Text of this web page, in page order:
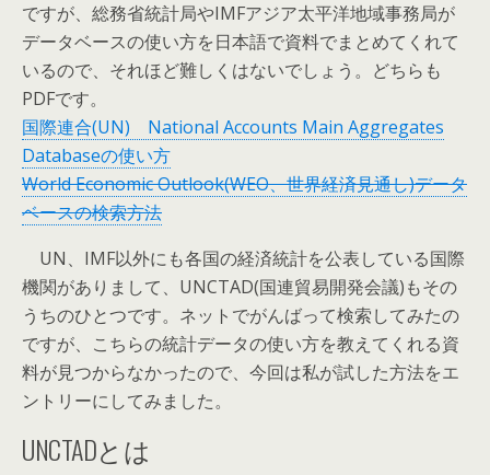
ですが、総務省統計局やIMFアジア太平洋地域事務局が
データベースの使い方を日本語で資料でまとめてくれて
いるので、それほど難しくはないでしょう。どちらも
PDFです。
国際連合(UN) National Accounts Main Aggregates
Databaseの使い方
World Economic Outlook(WEO、世界経済見通し)データ
ベースの検索方法
UN、IMF以外にも各国の経済統計を公表している国際
機関がありまして、UNCTAD(国連貿易開発会議)もその
うちのひとつです。ネットでがんばって検索してみたの
ですが、こちらの統計データの使い方を教えてくれる資
料が見つからなかったので、今回は私が試した方法をエ
ントリーにしてみました。
UNCTADとは